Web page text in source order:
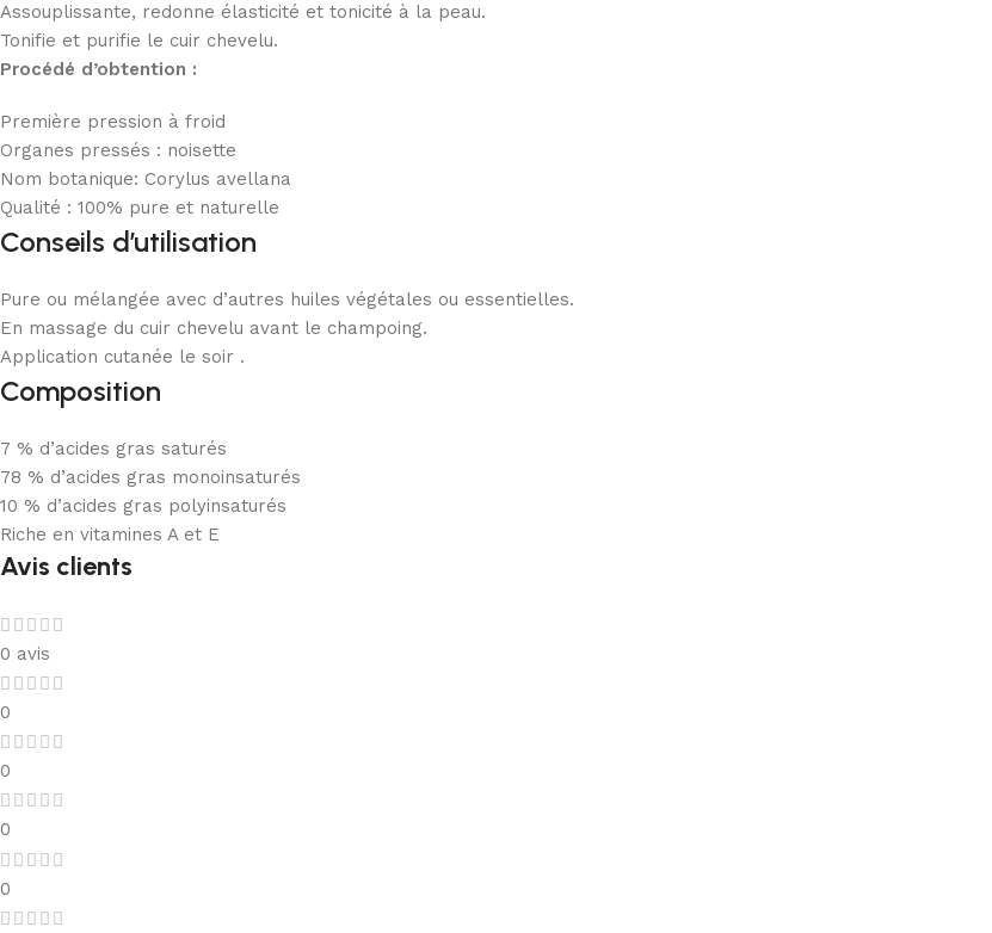
Assouplissante, redonne élasticité et tonicité à la peau.
Tonifie et purifie le cuir chevelu.
Procédé d’obtention :
Première pression à froid
Organes pressés : noisette
Nom botanique: Corylus avellana
Qualité : 100% pure et naturelle
Conseils d’utilisation
Pure ou mélangée avec d’autres huiles végétales ou essentielles.
En massage du cuir chevelu avant le champoing.
Application cutanée le soir .
Composition
7 % d’acides gras saturés
78 % d’acides gras monoinsaturés
10 % d’acides gras polyinsaturés
Riche en vitamines A et E
Avis clients
0 avis
0
0
0
0